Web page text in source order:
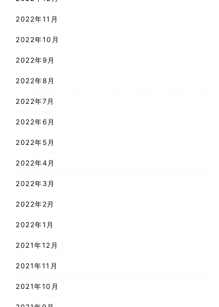
2022年11月
2022年10月
2022年9月
2022年8月
2022年7月
2022年6月
2022年5月
2022年4月
2022年3月
2022年2月
2022年1月
2021年12月
2021年11月
2021年10月